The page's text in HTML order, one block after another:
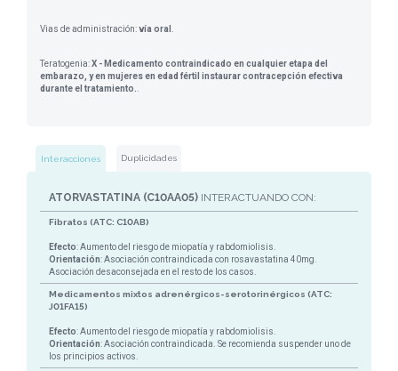
Vias de administración:vía oral
Teratogenia:X - Medicamento contraindicado en cualquier etapa del
embarazo, y en mujeres en edad fértil instaurar contracepción efectiva
durante el tratamiento.
Interacciones Duplicidades
ATORVASTATINA (C10AA05) INTERACTUANDO CON:
Fibratos (ATC: C10AB)
Efecto: Aumento del riesgo de miopatía y rabdomiolisis.
Orientación: Asociación contraindicada con rosavastatina 40mg.
Asociación desaconsejada en el resto de los casos.
Medicamentos mixtos adrenérgicos-serotorinérgicos (ATC:
J01FA15)
Efecto: Aumento del riesgo de miopatía y rabdomiolisis.
Orientación: Asociación contraindicada. Se recomienda suspender uno de
los principios activos.